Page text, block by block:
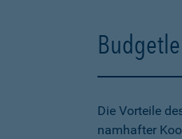
Die Vorteile
namhafter